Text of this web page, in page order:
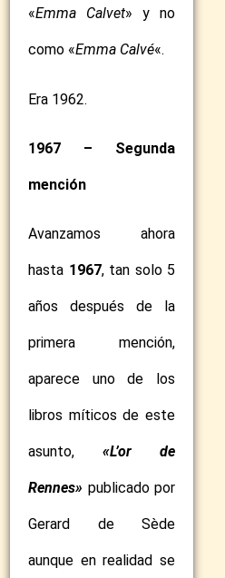
«Emma Calvet» y no
como «Emma Calvé«.
Era 1962.
1967 – Segunda
mención
Avanzamos ahora
hasta 1967, tan solo 5
años después de la
primera mención,
aparece uno de los
libros míticos de este
asunto, «L’or de
Rennes» publicado por
Gerard de Sède
aunque en realidad se